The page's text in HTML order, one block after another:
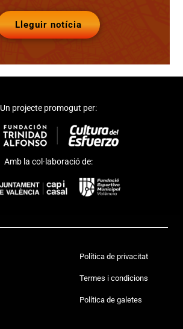
Lleguir notícia
Un projecte promogut per:
Amb la col·laboració de:
Política de privacitat
Termes i condicions
Política de galetes